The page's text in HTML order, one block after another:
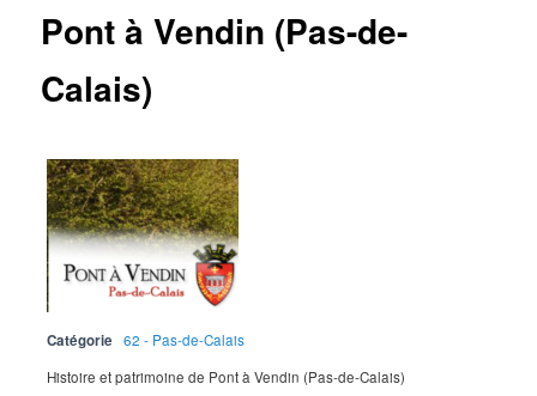
Pont à Vendin (Pas-de-
Calais)
Catégorie
62 - Pas-de-Calais
Histoire et patrimoine de Pont à Vendin (Pas-de-Calais)